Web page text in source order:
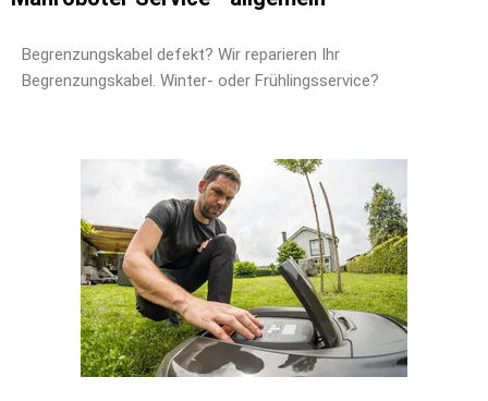
Begrenzungskabel defekt? Wir reparieren Ihr
Begrenzungskabel. Winter- oder Frühlingsservice?